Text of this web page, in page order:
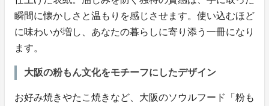
瞬間に懐かしさと温もりを感じさせます。使い込むほど
に味わいが増し、あなたの暮らしに寄り添う一冊になり
ます。
大阪の粉もん文化をモチーフにしたデザイン
お好み焼きやたこ焼きなど、大阪のソウルフード「粉も